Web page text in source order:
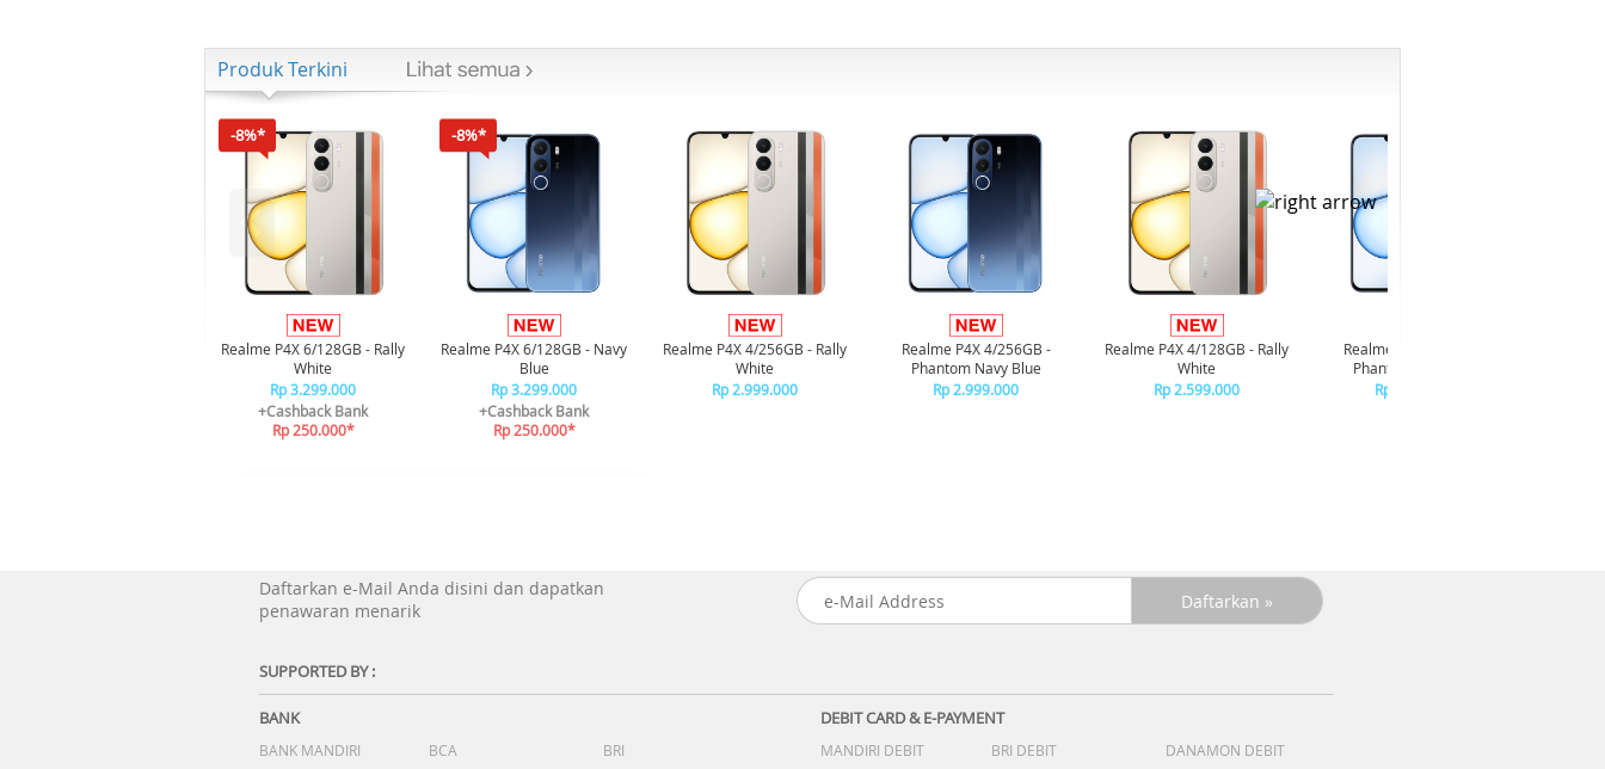
Produk Terkini
-8%*
Realme P4X 6/128GB - Rally
White
Rp 3.299.000
+Cashback Bank
Rp 250.000*
-8%*
Realme P4X 6/128GB - Navy
Blue
Rp 3.299.000
+Cashback Bank
Rp 250.000*
Realme P4X 4/256GB - Rally
White
Rp 2.999.000
Realme P4X 4/256GB -
Phantom Navy Blue
Rp 2.999.000
Realme P4X 4/128GB - Rally
White
Rp 2.599.000
Realme P4X 4/128GB -
Phantom Navy Blue
Rp 2.599.000
Daftarkan e-Mail Anda disini dan dapatkan
penawaran menarik
SUPPORTED BY :
BANK
BANK MANDIRI BCA
BRI
DEBIT CARD & E-PAYMENT
MANDIRI DEBIT BRI DEBIT
DANAMON DEBIT